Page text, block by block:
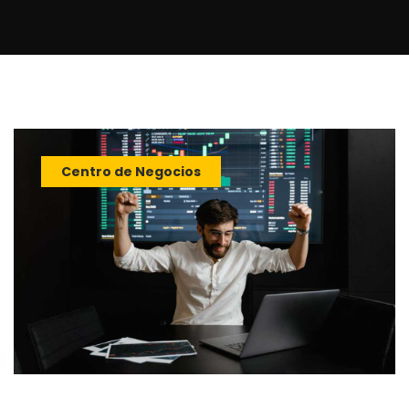
Centro de Negocios